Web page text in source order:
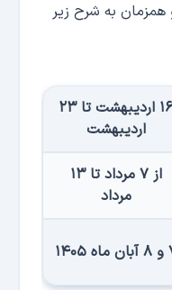
به شرح زیر
۱۶ اردیبهشت تا ۲۳
اردیبهشت
از ۷ مرداد تا ۱۳
مرداد
۱۴۰۵